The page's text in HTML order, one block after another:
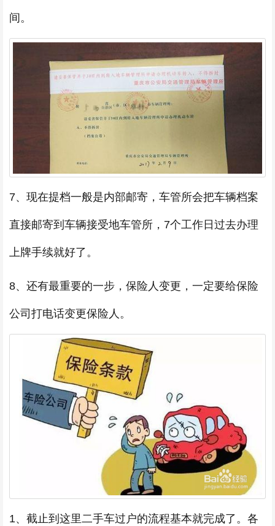
间。
7、现在提档一般是内部邮寄，车管所会把车辆档案
直接邮寄到车辆接受地车管所，7个工作日过去办理
上牌手续就好了。
8、还有最重要的一步，保险人变更，一定要给保险
公司打电话变更保险人。
1、截止到这里二手车过户的流程基本就完成了。各